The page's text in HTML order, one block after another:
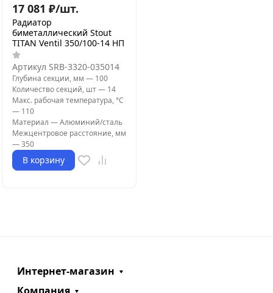
17 081 ₽/шт.
Радиатор
биметаллический Stout
TITAN Ventil 350/100-14 НП
Артикул SRB-3320-035014
Глубина секции, мм — 100
Количество секций, шт— 14
Макс. рабочая температура, °С
— 110
Материал —Алюминий/сталь
Межцентровое расстояние, мм
—350
В корзину
Интернет-магазин
Компания